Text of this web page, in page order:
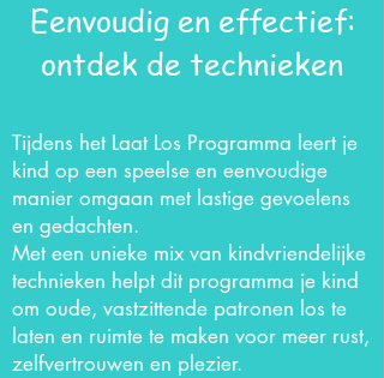
Eenvoudig en effectief:
ontdek de technieken
Tijdens het Laat Los Programma leert je
kind op een speelse en eenvoudige
manier omgaan met lastige gevoelens
en gedachten.
Met een unieke mix van kindvriendelijke
technieken helpt dit programma je kind
om oude, vastzittende patronen los te
laten en ruimte te maken voor meer rust,
zelfvertrouwen en plezier.